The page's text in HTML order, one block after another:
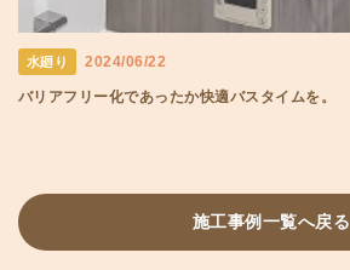
水廻り 2024/06/22
バリアフリー化であったか快適バスタイムを。
施工事例一覧へ戻る